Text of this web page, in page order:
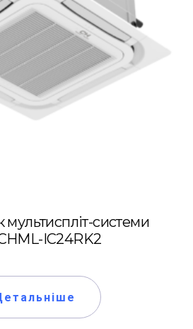
мультиспліт-системи
IC24RK2